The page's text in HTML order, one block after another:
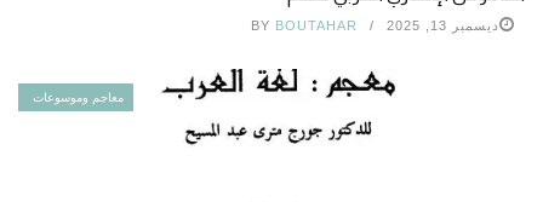
ديسمبر 13, 2025 BY BOUTAHAR
معاجم وموسوعات